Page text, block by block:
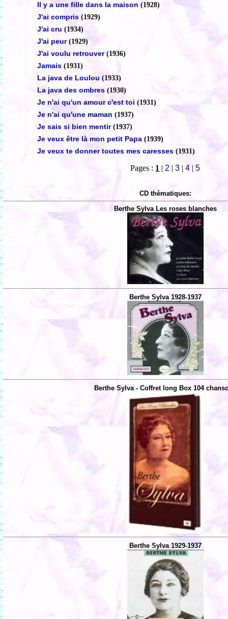
Il y a une fille dans la maison (1928)
J'ai compris (1929)
J'ai cru (1934)
J'ai peur (1929)
J'ai voulu retrouver (1936)
Jamais (1931)
La java de Loulou (1933)
La java des ombres (1930)
Je n'ai qu'un amour c'est toi (1931)
Je n'ai qu'une maman (1937)
Je sais si bien mentir (1937)
Je veux être là mon petit Papa (1939)
Je veux te donner toutes mes caresses (1931)
Pages : 1 | 2 |3 |4 |5
CD thèmatiques:
Berthe Sylva Les roses blanches
Berthe Sylva 1928-1937
Berthe Sylva - Coffret long Box 104
Berthe Sylva 1929-1937